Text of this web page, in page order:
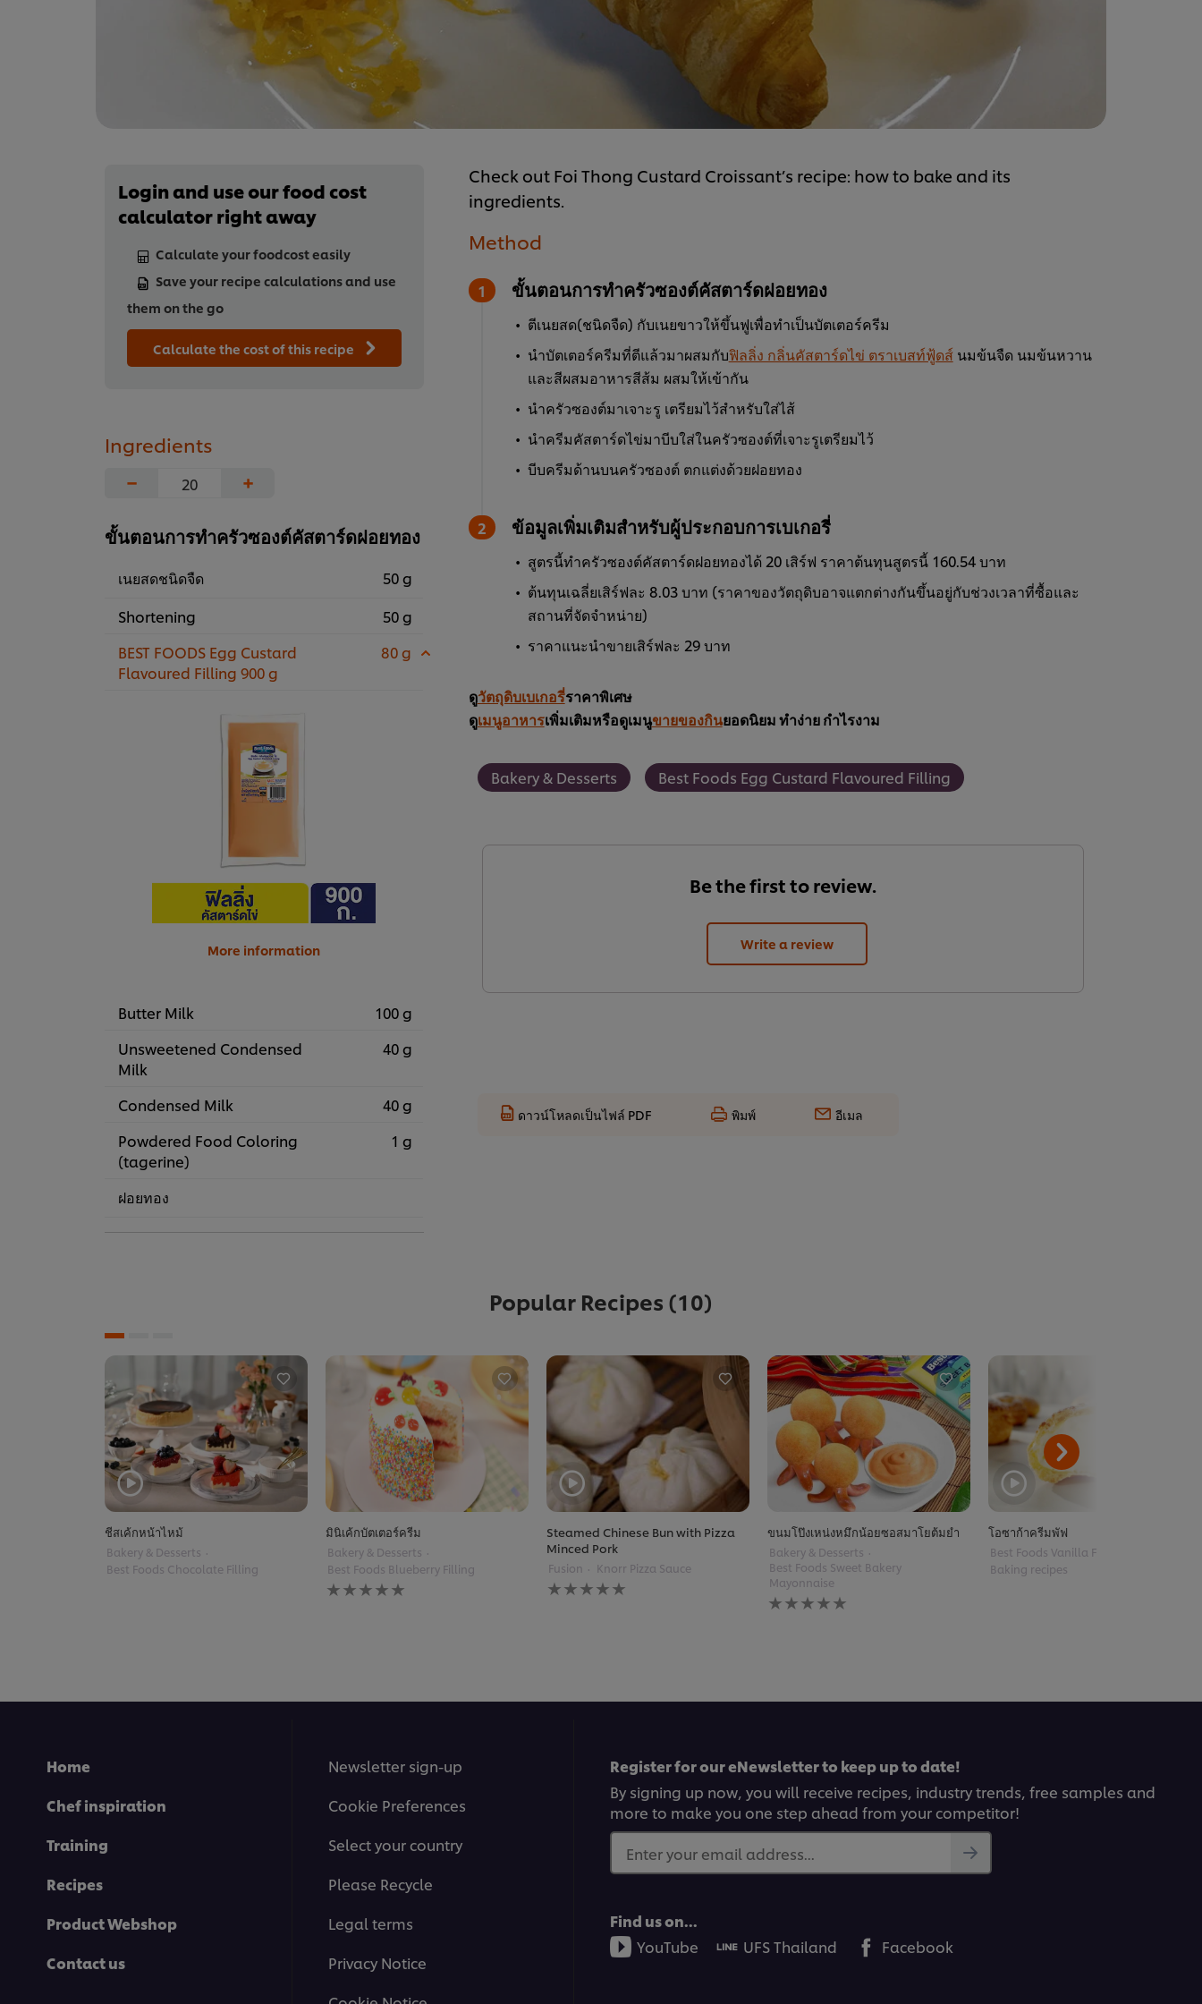
Login and use our food cost
calculator right away
Calculate your foodcost easily
Save your recipe calculations and use
them on the go
Calculate the cost of this recipe
Ingredients
−
+
ขั้นตอนการทำครัวซองต์คัสตาร์ดฝอยทอง
เนยสดชนิดจืด
50 g
Shortening
50 g
BEST FOODS Egg Custard
Flavoured Filling 900 g
80 g
More information
Butter Milk
100 g
Unsweetened Condensed
Milk
40 g
Condensed Milk
40 g
Powdered Food Coloring
(tagerine)
1 g
ฝอยทอง
Check out Foi Thong Custard Croissant’s recipe: how to bake and its
ingredients.
Method
ขั้นตอนการทำครัวซองต์คัสตาร์ดฝอยทอง
ตีเนยสด(ชนิดจืด) กับเนยขาวให้ขึ้นฟูเพื่อทำเป็นบัตเตอร์ครีม
นำบัตเตอร์ครีมที่ตีแล้วมาผสมกับฟิลลิ่ง กลิ่นคัสตาร์ดไข่ ตราเบสท์ฟู้ดส์ นมข้นจืด นมข้นหวาน
และสีผสมอาหารสีส้ม ผสมให้เข้ากัน
นำครัวซองต์มาเจาะรู เตรียมไว้สำหรับใส่ไส้
นำครีมคัสตาร์ดไข่มาบีบใส่ในครัวซองต์ที่เจาะรูเตรียมไว้
บีบครีมด้านบนครัวซองต์ ตกแต่งด้วยฝอยทอง
ข้อมูลเพิ่มเติมสำหรับผู้ประกอบการเบเกอรี่
สูตรนี้ทำครัวซองต์คัสตาร์ดฝอยทองได้ 20 เสิร์ฟ ราคาต้นทุนสูตรนี้ 160.54 บาท
ต้นทุนเฉลี่ยเสิร์ฟละ 8.03 บาท (ราคาของวัตถุดิบอาจแตกต่างกันขึ้นอยู่กับช่วงเวลาที่ซื้อและ
สถานที่จัดจำหน่าย)
ราคาแนะนำขายเสิร์ฟละ 29 บาท
ดูวัตถุดิบเบเกอรี่ราคาพิเศษ
ดูเมนูอาหารเพิ่มเติมหรือดูเมนูขายของกินยอดนิยม ทำง่าย กำไรงาม
Bakery & Desserts Best Foods Egg Custard Flavoured Filling
Be the first to review.
Write a review
ดาวน์โหลดเป็นไฟล์ PDF พิมพ์ อีเมล
Popular Recipes (10)
ชีสเค้กหน้าไหม้
Bakery & Desserts
Best Foods Chocolate Filling
มินิเค้กบัตเตอร์ครีม
Bakery & Desserts
Best Foods Blueberry Filling
No
ratings
Steamed Chinese Bun with Pizza
Minced Pork
Fusion Knorr Pizza Sauce
No
ratings
ขนมโป๊งเหน่งหมึกน้อยซอสมาโยต้มยำ
Bakery & Desserts
Best Foods Sweet Bakery
Mayonnaise
No
ratings
โอซาก้าครีมพัฟ
Best Foods Vanilla Filling
Baking recipes
Home
Chef inspiration
Training
Recipes
Product Webshop
Contact us
Newsletter sign-up
Cookie Preferences
Select your country
Please Recycle
Legal terms
Privacy Notice
Register for our eNewsletter to keep up to date!
By signing up now, you will receive recipes, industry trends, free samples and
more to make you one step ahead from your competitor!
Enter your email address...
Find us on...
YouTube
UFS Thailand Facebook